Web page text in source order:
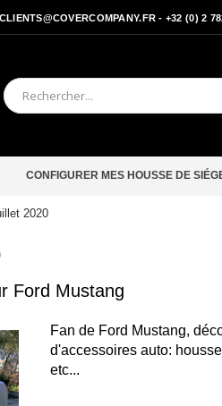
- +32 (0) 2
CONFIGURER MES HOUSSE DE
2020
Ford Mustang
Fan de Ford Mustang,
d'accessoires auto:
etc...